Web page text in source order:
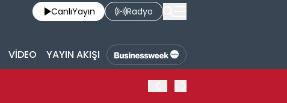
CanlıYayın Radyo
VİDEO YAYIN AKIŞI